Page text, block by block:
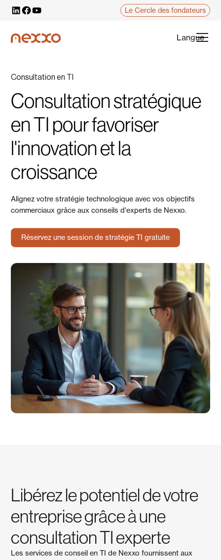
Le Cercle des fondateurs
Langue
Consultation en TI
Consultation stratégique
en TI pour favoriser
l'innovation et la
croissance
Alignez votre stratégie technologique avec vos objectifs
commerciaux grâce aux conseils d'experts de Nexxo.
Réservez une session de stratégie TI gratuite
Libérez le potentiel de votre
entreprise grâce à une
consultation TI experte
Les services de conseil en TI de Nexxo fournissent aux